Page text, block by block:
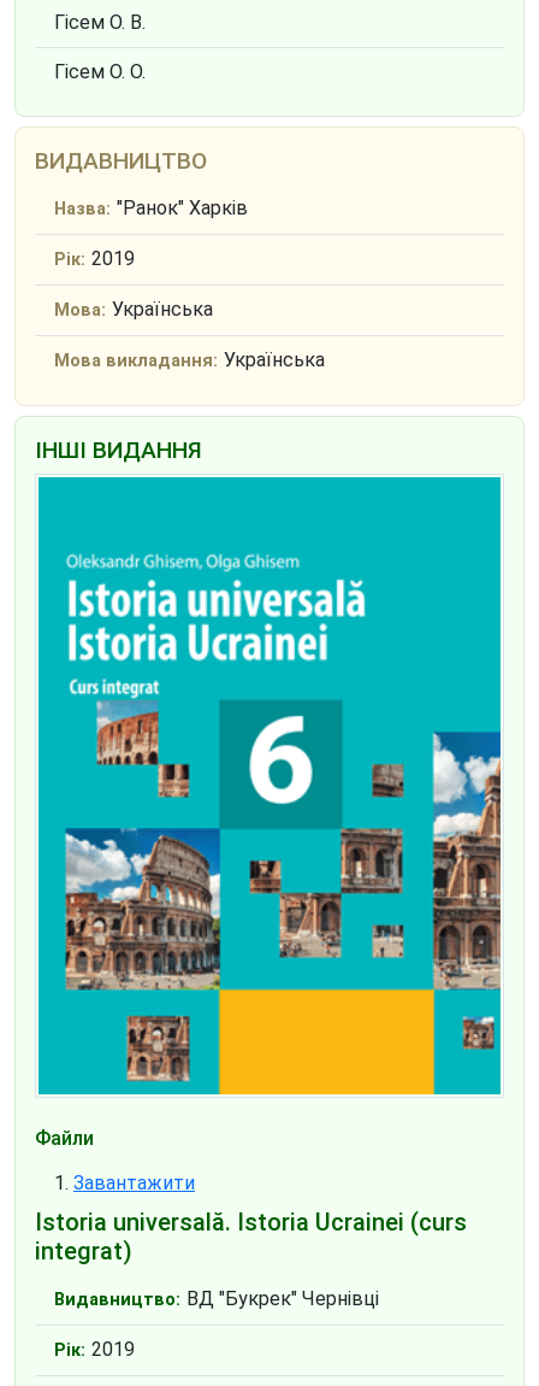
Гісем О. В.
Гісем О. О.
ВИДАВНИЦТВО
Назва: "Ранок" Харків
Рік: 2019
Мова: Українська
Мова викладання: Українська
ІНШІ ВИДАННЯ
Файли
Завантажити
Istoria universală. Istoria Ucrainei (curs
integrat)
Видавництво: ВД "Букрек" Чернівці
Рік: 2019